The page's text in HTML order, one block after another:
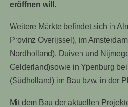
eröffnen will.
Weitere Märkte befindet sich in
Provinz Overijssel), im
Nordholland), Duiven und
Gelderland)sowie in Ypenburg
(Südholland) im Bau bzw. in der
Mit dem Bau der aktuellen